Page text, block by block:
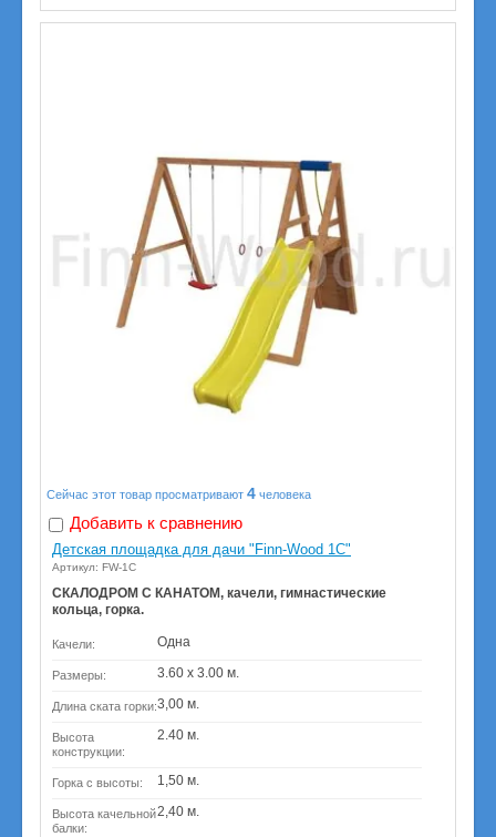
Сейчас этот товар просматривают 4 человека
Добавить к сравнению
Детская площадка для дачи "Finn-Wood 1C"
Артикул: FW-1C
СКАЛОДРОМ С КАНАТОМ, качели, гимнастические
кольца, горка.
Качели: Одна
Размеры: 3.60 х 3.00 м.
Длина ската горки:3,00 м.
Высота
конструкции:
2.40 м.
Горка с высоты: 1,50 м.
Высота качельной
балки:
2,40 м.